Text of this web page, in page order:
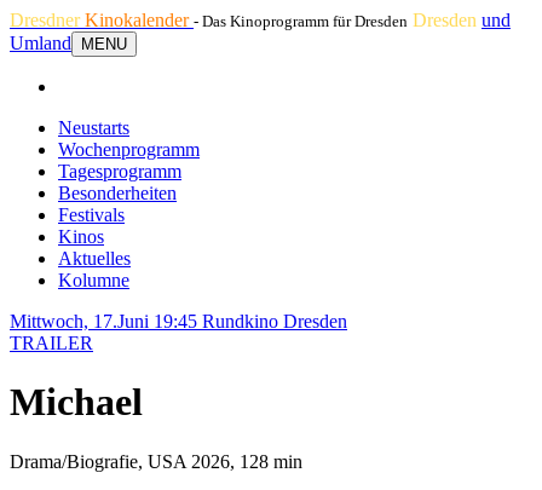
DresdnerKinokalender - Das Kinoprogramm für Dresden Dresden und
Umland
MENU
Neustarts
Wochenprogramm
Tagesprogramm
Besonderheiten
Festivals
Kinos
Aktuelles
Kolumne
Mittwoch, 17.Juni 19:45 Rundkino Dresden
TRAILER
Michael
Drama/Biografie, USA 2026, 128 min